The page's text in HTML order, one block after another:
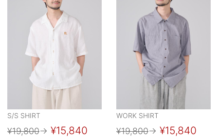
S/S SHIRT
¥19,800→ ¥15,840
WORK SHIRT
¥19,800→ ¥15,840